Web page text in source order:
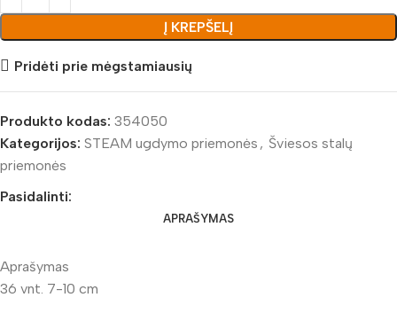
Į KREPŠELĮ
Pridėti prie mėgstamiausių
Produkto kodas: 354050
Kategorijos: STEAM ugdymo priemonės , Šviesos stalų
priemonės
Pasidalinti:
APRAŠYMAS
Aprašymas
36 vnt. 7-10 cm